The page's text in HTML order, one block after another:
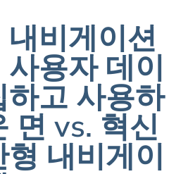
비게이션
용자 데이
하고 사용하
면 vs. 혁신
내비게이